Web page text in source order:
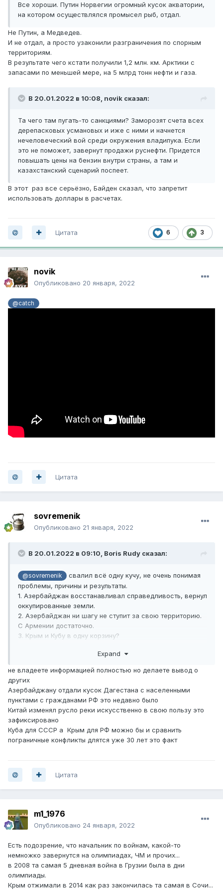
Все хороши. Путин Норвегии огромный кусок акватории,
на котором осуществлялся промысел рыб, отдал.
Не Путин, а Медведев.
И не отдал, а просто узаконили разграничения по спорным
территориям.
В результате чего кстати получили 1,2 млн. км. Арктики с
запасами по меньшей мере, на 5 млрд тонн нефти и газа.
В 20.01.2022 в 10:08, novik сказал:
Та чего там пугать-то санкциями? Заморозят счета всех
дерепасковых усмановых и иже с ними и начнется
нечеловеческий вой среди окружения владипука. Если
это не поможет, завернут продажи руснефти. Придется
повышать цены на бензин внутри страны, а там и
казахстанский сценарий поспеет.
В этот раз все серьёзно, Байден сказал, что запретит
использовать доллары в расчетах.
6 3
Цитата
novik
Опубликовано 20 января, 2022
@catch
Цитата
sovremenik
Опубликовано 21 января, 2022
В 20.01.2022 в 09:10, Boris Rudy сказал:
@sovremenik
свалил всё одну кучу, не очень понимая
проблемы, причины и результаты.
1. Азербайджан восстанавливал справедливость, вернул
оккупированные земли.
2. Азербайджан ни шагу не ступит за свою территорию.
С Армении достаточно.
3. Крым и Кубу в одну корзину?
на договоры Китая и России.
читал?
5. Границы Грузии никто не двигал, опять же читай про
Осетию и её границы, нефиг было грузинам закупаться.
Получили свободу - и побежали Осетию в рабство
обращать, прям как древне-римские рабы.
Пардон,
отдали, исправил.
Вау, таки да!
И Даманский тоже отдали
Привет эль-цину
Expand
не владеете информацией полностью но делаете вывод о
других
Азербайджану отдали кусок Дагестана с населенными
пунктами с гражданами РФ это недавно было
Китай изменял русло реки искусственно в свою пользу это
зафиксировано
Куба для СССР а Крым для РФ можно бы и сравнить
пограничные конфликты длятся уже 30 лет это факт
Цитата
m1_1976
Опубликовано 24 января, 2022
Есть подозрение, что начальник по войнам, какой-то
немножко завернутся на олимпиадах, ЧМ и прочих...
в 2008 та самая 5 дневная война в Грузии была в дни
олимпиады.
Крым отжимали в 2014 как раз закончилась та самая в Сочи...